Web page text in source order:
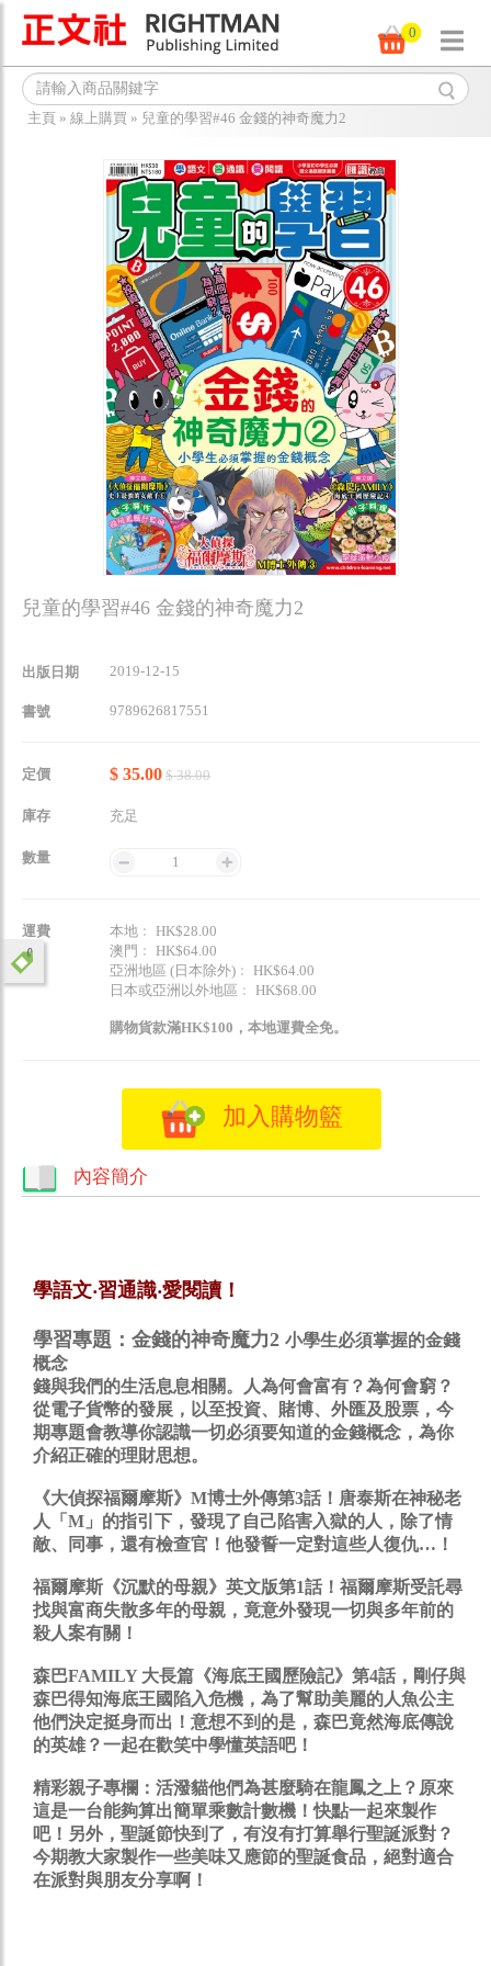
0
主頁 » 線上購買 » 兒童的學習#46 金錢的神奇魔力2
兒童的學習#46 金錢的神奇魔力2
出版日期 2019-12-15
書號 9789626817551
定價 $ 35.00 $ 38.00
庫存 充足
數量 1
運費
本地﹕ HK$28.00
澳門﹕ HK$64.00
亞洲地區 (日本除外)﹕ HK$64.00
日本或亞洲以外地區﹕ HK$68.00
購物貨款滿HK$100，本地運費全免。
加入購物籃
內容簡介
學語文‧習通識‧愛閱讀！
學習專題：金錢的神奇魔力2 小學生必須掌握的金錢
概念
錢與我們的生活息息相關。人為何會富有？為何會窮？
從電子貨幣的發展，以至投資、賭博、外匯及股票，今
期專題會教導你認識一切必須要知道的金錢概念，為你
介紹正確的理財思想。
《大偵探福爾摩斯》M博士外傳第3話！ 唐泰斯在神秘老
人「M」的指引下，發現了自己陷害入獄的人，除了情
敵、同事，還有檢查官！他發誓一定對這些人復仇…！
福爾摩斯《沉默的母親》英文版第1話！ 福爾摩斯受託尋
找與富商失散多年的母親，竟意外發現一切與多年前的
殺人案有關！
森巴FAMILY 大長篇《海底王國歷險記》第4話，剛仔與
森巴得知海底王國陷入危機，為了幫助美麗的人魚公主
他們決定挺身而出！意想不到的是，森巴竟然海底傳說
的英雄？一起在歡笑中學懂英語吧！
精彩親子專欄： 活潑貓他們為甚麼騎在龍鳳之上？原來
這是一台能夠算出簡單乘數計數機！快點一起來製作
吧！另外，聖誕節快到了，有沒有打算舉行聖誕派對？
今期教大家製作一些美味又應節的聖誕食品，絕對適合
在派對與朋友分享啊！